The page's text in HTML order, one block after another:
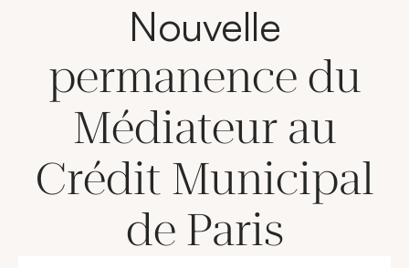
Nouvelle
permanence du
Médiateur au
Crédit Municipal
de Paris